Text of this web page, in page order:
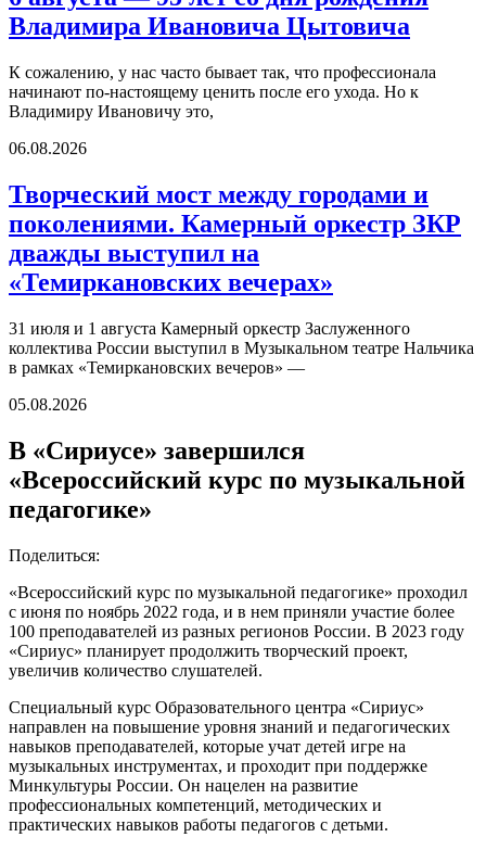
Владимира Ивановича Цытовича
К сожалению, у нас часто бывает так, что профессионала
начинают по-настоящему ценить после его ухода. Но к
Владимиру Ивановичу это,
06.08.2026
Творческий мост между городами и
поколениями. Камерный оркестр ЗКР
дважды выступил на
«Темиркановских вечерах»
31 июля и 1 августа Камерный оркестр Заслуженного
коллектива России выступил в Музыкальном театре Нальчика
в рамках «Темиркановских вечеров» —
05.08.2026
В «Сириусе» завершился
«Всероссийский курс по музыкальной
педагогике»
Поделиться:
«Всероссийский курс по музыкальной педагогике» проходил
с июня по ноябрь 2022 года, и в нем приняли участие более
100 преподавателей из разных регионов России. В 2023 году
«Сириус» планирует продолжить творческий проект,
увеличив количество слушателей.
Специальный курс Образовательного центра «Сириус»
направлен на повышение уровня знаний и педагогических
навыков преподавателей, которые учат детей игре на
музыкальных инструментах, и проходит при поддержке
Минкультуры России. Он нацелен на развитие
профессиональных компетенций, методических и
практических навыков работы педагогов с детьми.